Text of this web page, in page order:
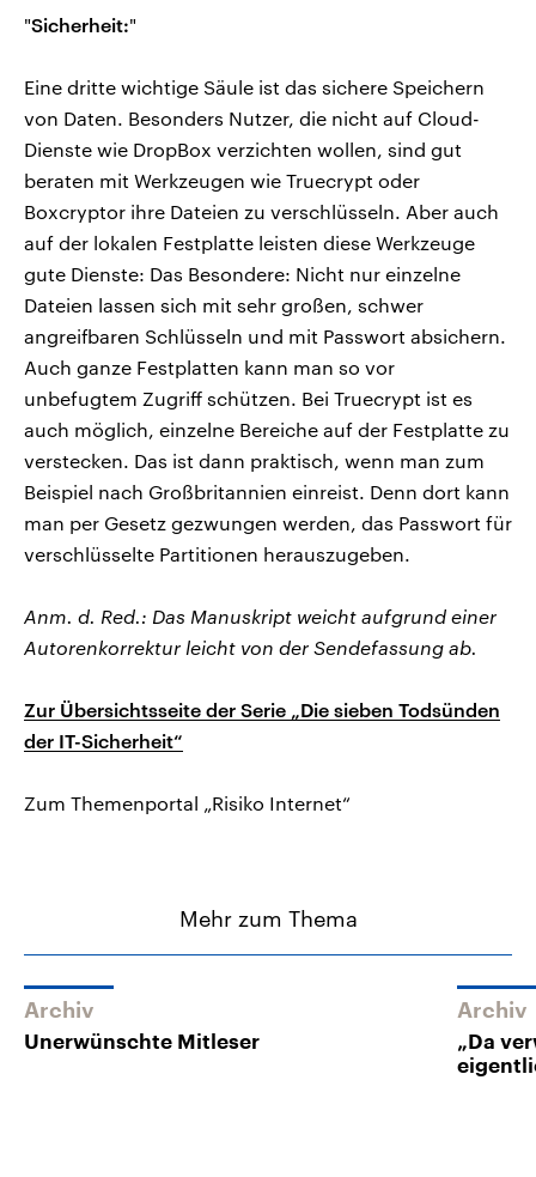
"Sicherheit:"
Eine dritte wichtige Säule ist das sichere Speichern
von Daten. Besonders Nutzer, die nicht auf Cloud-
Dienste wie DropBox verzichten wollen, sind gut
beraten mit Werkzeugen wie Truecrypt oder
Boxcryptor ihre Dateien zu verschlüsseln. Aber auch
auf der lokalen Festplatte leisten diese Werkzeuge
gute Dienste: Das Besondere: Nicht nur einzelne
Dateien lassen sich mit sehr großen, schwer
angreifbaren Schlüsseln und mit Passwort absichern.
Auch ganze Festplatten kann man so vor
unbefugtem Zugriff schützen. Bei Truecrypt ist es
auch möglich, einzelne Bereiche auf der Festplatte zu
verstecken. Das ist dann praktisch, wenn man zum
Beispiel nach Großbritannien einreist. Denn dort kann
man per Gesetz gezwungen werden, das Passwort für
verschlüsselte Partitionen herauszugeben.
Anm. d. Red.: Das Manuskript weicht aufgrund einer
Autorenkorrektur leicht von der Sendefassung ab.
Zur Übersichtsseite der Serie „Die sieben Todsünden
der IT-Sicherheit“
Zum Themenportal „Risiko Internet“
Mehr zum Thema
Archiv
Unerwünschte Mitleser
Archiv
„Da